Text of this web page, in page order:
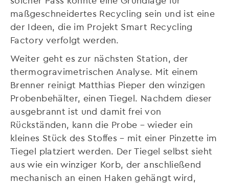
maßgeschneidertes Recycling sein und ist eine
der Ideen, die im Projekt Smart Recycling
Factory verfolgt werden.
Weiter geht es zur nächsten Station, der
thermogravimetrischen Analyse. Mit einem
Brenner reinigt Matthias Pieper den winzigen
Probenbehälter, einen Tiegel. Nachdem dieser
ausgebrannt ist und damit frei von
Rückständen, kann die Probe – wieder ein
kleines Stück des Stoffes – mit einer Pinzette im
Tiegel platziert werden. Der Tiegel selbst sieht
aus wie ein winziger Korb, der anschließend
mechanisch an einen Haken gehängt wird,